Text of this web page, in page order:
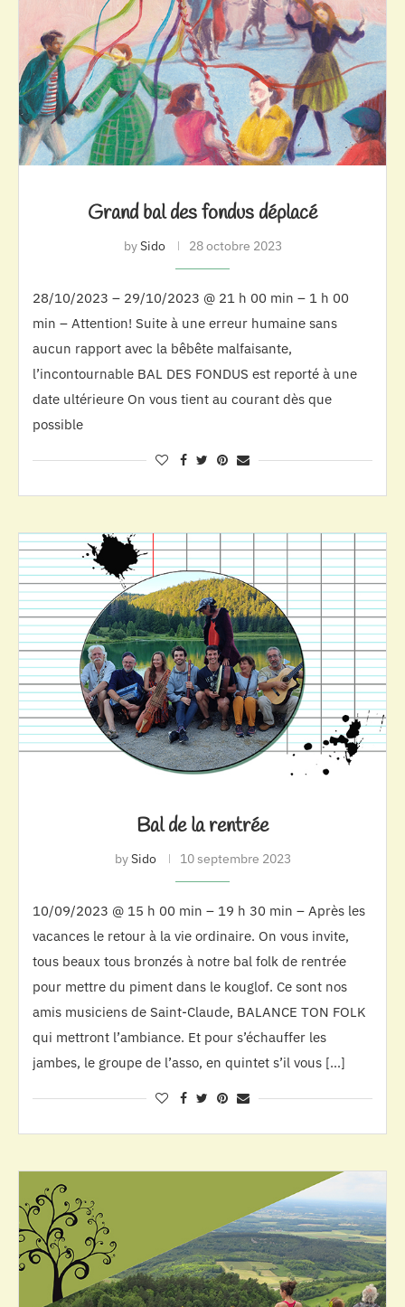
Grand bal des fondus déplacé
bySido 28 octobre 2023
28/10/2023 – 29/10/2023 @ 21 h 00 min – 1 h 00
min – Attention! Suite à une erreur humaine sans
aucun rapport avec la bêbête malfaisante,
l’incontournable BAL DES FONDUS est reporté à une
date ultérieure On vous tient au courant dès que
possible
Bal de la rentrée
bySido 10 septembre 2023
10/09/2023 @ 15 h 00 min – 19 h 30 min – Après les
vacances le retour à la vie ordinaire. On vous invite,
tous beaux tous bronzés à notre bal folk de rentrée
pour mettre du piment dans le kouglof. Ce sont nos
amis musiciens de Saint-Claude, BALANCE TON FOLK
qui mettront l’ambiance. Et pour s’échauffer les
jambes, le groupe de l’asso, en quintet s’il vous […]